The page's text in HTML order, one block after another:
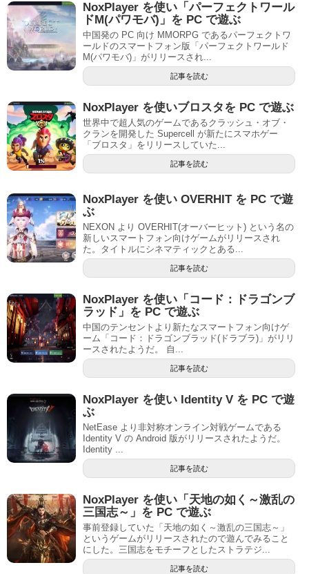
NoxPlayer を使い「パーフェクトワール
ドM(パワモバ)」を PC で遊ぶ
中国発の PC 向け MMORPG であるパーフェクトワ
ールドのスマートフォン版「パーフェクトワールド
M(パワモバ)」がリリースされ...
記事を読む
NoxPlayer を使いブロスタを PC で遊ぶ
世界中で超人気のゲームであるクラッシュ・オブ・
クランを開発した Supercell が新たにスマホゲー
「ブロスタ」をリリースしていた...
記事を読む
NoxPlayer を使い OVERHIT を PC で遊
ぶ
NEXON より OVERHIT(オーバーヒット) という名の
新しいスマートフォン向けゲームがリリースされ
た。タイトルにシネマティックとある...
記事を読む
NoxPlayer を使い「コード：ドラゴンブ
ラッド」を PC で遊ぶ
中国のテンセントより新たなスマートフォン向けゲ
ーム「コード：ドラゴンブラッド(ドラブラ)」がリリ
ースされたようだ。 自...
記事を読む
NoxPlayer を使い Identity V を PC で遊
ぶ
NetEase より非対称オンライン対戦ゲームである
Identity V の Android 版がリリースされたようだ。
Identity ...
記事を読む
NoxPlayer を使い「天地の如く～激乱の
三国志～」を PC で遊ぶ
事前登録していた「天地の如く～激乱の三国志～」
というゲームがリリースされたので遊んでみること
にした。三国志をモチーフとしたストラテジ...
記事を読む